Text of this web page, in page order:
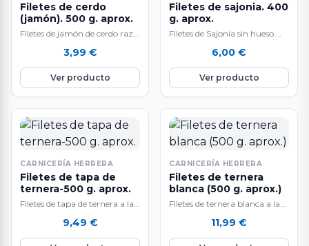
Filetes de cerdo
(jamón). 500 g. aprox.
Filetes de jamón de cerdo raza
aproximadamente. Carne
tierna y sabrosa, resulta…
3,99 €
Ver producto
Filetes de sajonia. 400
g. aprox.
Filetes de Sajonia sin hueso.
dextrosa emulgente E-451i , E-
450iii…
6,00 €
Ver producto
CARNICERÍA HERRERA
Filetes de tapa de
ternera-500 g. aprox.
Filetes de tapa de ternera a la
aproximadamente. El…
9,49 €
CARNICERÍA HERRERA
Filetes de ternera
blanca (500 g. aprox.)
Filetes de ternera blanca a la
aproximadamente. Carne
muy…
11,99 €